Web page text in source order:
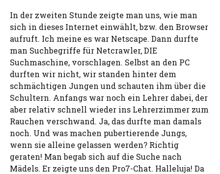
In der zweiten Stunde zeigte man uns, wie man
sich in dieses Internet einwählt, bzw. den Browser
aufruft. Ich meine es war Netscape. Dann durfte
man Suchbegriffe für Netcrawler, DIE
Suchmaschine, vorschlagen. Selbst an den PC
durften wir nicht, wir standen hinter dem
schmächtigen Jungen und schauten ihm über die
Schultern. Anfangs war noch ein Lehrer dabei, der
aber relativ schnell wieder ins Lehrerzimmer zum
Rauchen verschwand. Ja, das durfte man damals
noch. Und was machen pubertierende Jungs,
wenn sie alleine gelassen werden? Richtig
geraten! Man begab sich auf die Suche nach
Mädels. Er zeigte uns den Pro7-Chat. Halleluja! Da